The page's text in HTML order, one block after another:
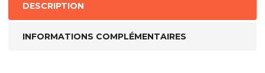
DESCRIPTION
INFORMATIONS COMPLÉMENTAIRES